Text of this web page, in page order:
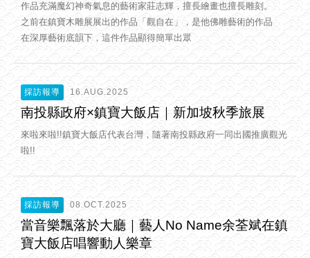
作品充滿魔幻神奇氣息的藝術家莊志輝，擅長繪畫也擅長雕刻。
之前在鎮寶木雕展展出的作品「觀自在」，是他佛雕藝術的作品
在深厚藝術底韻下，這件作品顯得簡單出眾
採訪報導 16.AUG.2025
南投縣政府×鎮寶大飯店｜新加坡秋季旅展
來啦來啦!!鎮寶大飯店代表台灣，隨著南投縣政府一同出國推廣觀光
啦!!
採訪報導 08.OCT.2025
當音樂飄落於大廳｜藝人No Name余荃斌在鎮
寶大飯店唱響動人樂章